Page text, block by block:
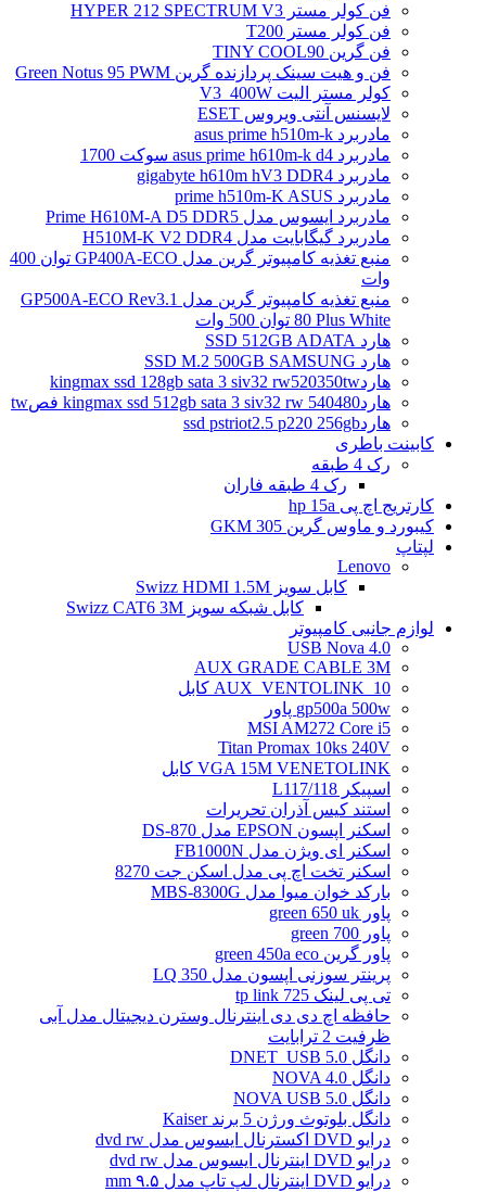
فن کولر مستر HYPER 212 SPECTRUM V3
فن کولر مستر T200
فن گرین TINY COOL90
فن و هیت سینک پردازنده گرین Green Notus 95 PWM
کولر مستر الیت V3_400W
لایسنس آنتی ویروس ESET
مادربرد asus prime h510m-k
مادربرد asus prime h610m-k d4 سوکت 1700
مادربرد gigabyte h610m hV3 DDR4
مادربرد prime h510m-K ASUS
مادربرد ایسوس مدل Prime H610M-A D5 DDR5
مادربرد گیگابایت مدل H510M-K V2 DDR4
منبع تغذیه کامپیوتر گرین مدل GP400A-ECO توان 400
وات
منبع تغذیه کامپیوتر گرین مدل GP500A-ECO Rev3.1
80 Plus White توان 500 وات
هارد SSD 512GB ADATA
هارد SSD M.2 500GB SAMSUNG
هاردkingmax ssd 128gb sata 3 siv32 rw520350tw
هاردkingmax ssd 512gb sata 3 siv32 rw 540480 فصtw
هاردssd pstriot2.5 p220 256gb
کابینت باطری
رک 4 طبقه
رک 4 طبقه فاران
کارتریج اچ پی hp 15a
کیبورد و ماوس گرین GKM 305
لپتاپ
Lenovo
کابل سویز Swizz HDMI 1.5M
کابل شبکه سویز Swizz CAT6 3M
لوازم جانبی کامپیوتر
4.0 USB Nova
AUX GRADE CABLE 3M
AUX_VENTOLINK_10 کابل
gp500a 500w پاور
MSI AM272 Core i5
Titan Promax 10ks 240V
VGA 15M VENETOLINK کابل
اسپیکر L117/118
استند کیس آذران تحریرات
اسکنر اپسون EPSON مدل DS-870
اسکنر ای ویژن مدل FB1000N
اسکنر تخت اچ پی مدل اسکن جت 8270
بارکد خوان میوا مدل MBS-8300G
پاور green 650 uk
پاور green 700
پاور گرین green 450a eco
پرینتر سوزنی اپسون مدل LQ 350
تی پی لینک tp link 725
حافظه اچ دی دی اینترنال وسترن دیجیتال مدل آبی
ظرفیت 2 ترابایت
دانگل DNET_USB 5.0
دانگل NOVA 4.0
دانگل NOVA USB 5.0
دانگل بلوتوث ورژن 5 برند Kaiser
درایو DVD اکسترنال ایسوس مدل dvd rw
درایو DVD اینترنال ایسوس مدل dvd rw
درایو DVD اینترنال لپ تاپ مدل ۹.۵ mm